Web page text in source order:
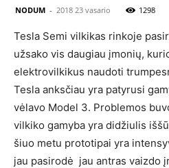
NODUM - 2018 23 vasario 1298
Tesla Semi vilkikas rinkoje
užsako vis daugiau įmonių,
elektrovilkikus naudoti
Tesla anksčiau yra patyrusi
vėlavo Model 3. Problemos
vilkiko gamyba yra didžiulis
šiuo metu prototipai yra
jau pasirodė jau antras vaizdo